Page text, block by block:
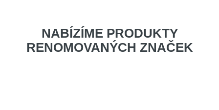
NABÍZÍME PRODUKTY
RENOMOVANÝCH ZNAČEK